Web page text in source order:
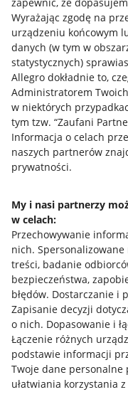
Wyrażając zgodę na
urządzeniu końcowym
danych (w tym w
statystycznych)
Allegro dokładnie to,
Administratorem
w niektórych
tym tzw. “Zaufani
Informacja o celach
naszych partnerów
prywatności.
My i nasi partnerzy
w celach:
Przechowywanie
nich.
treści, badanie
bezpieczeństwa,
błędów. Dostarczanie i
Zapisanie decyzji
o nich. Dopasowanie i
Łączenie różnych
podstawie informacji
Twoje dane personalne
ułatwiania korzystania
Przydatne informacje
Jak to działa
Allegro Gadane dla
Allegro Gadane dla
Mapa miejscowości
Informacje prawne
Regulamin
Polityka plików
Ustawienia plików